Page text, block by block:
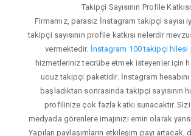
Takipçi Sayısının Profile Katkısı
Firmamız, parasız İnstagram takipçi sayısı
takipçi sayısının profile katkısı nelerdir
vermektedir. İnstagram 100 takipçi hilesi
hizmetleriniz tecrübe etmek isteyenler için
ucuz takipçi paketidir. İnstagram
başladıktan sonrasında takipçi sayısının
profilinize çok fazla katkı sunacaktır.
medyada görenlere imajınızı emin olarak
Yapılan paylaşımların etkileşim payı artacak,